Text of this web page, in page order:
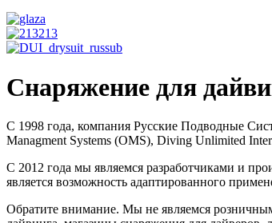
Снаряжение для
С 1998 года, компания Русские Подводные
Managment Systems (OMS), Diving Unlimited
С 2012 года мы являемся разработчиками и
является возможность адаптированного
Обратите внимание. Мы не являемся